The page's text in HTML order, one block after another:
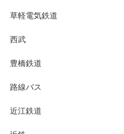
草軽電気鉄道
西武
豊橋鉄道
路線バス
近江鉄道